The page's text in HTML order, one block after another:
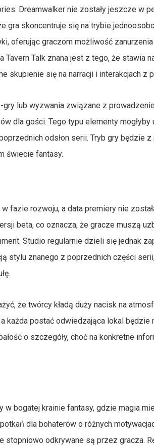
Dreamwalker nie zostały jeszcze w
gra skoncentruje się na trybie
oferując graczom możliwość
Tavern Talk znana jest z tego, że stawia
skupienie się na narracji i interakcjach z
lub wyzwania związane z
dla gości. Tego typu elementy
odsłon serii. Tryb gry będzie
świecie fantasy.
fazie rozwoju, a data premiery nie
beta, co oznacza, że gracze muszą
Studio regularnie dzieli się jednak
stylu znanego z poprzednich części
że twórcy kładą duży nacisk na
każda postać odwiedzająca lokal będzie
o szczegóły, choć na konkretne
w bogatej krainie fantasy, gdzie magia
dla bohaterów o różnych
stopniowo odkrywane są przez gracza.